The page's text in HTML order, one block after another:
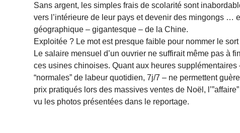
Sans argent, les simples frais de scolarité sont
vers l’intérieure de leur pays et devenir des mingongs …
géographique – gigantesque – de la Chine.
Exploitée ? Le mot est presque faible pour nommer le
Le salaire mensuel d’un ouvrier ne suffirait même pas à
ces usines chinoises. Quant aux heures
“normales” de labeur quotidien, 7j/7 – ne permettent
prix pratiqués lors des massives ventes de Noël,
vu les photos présentées dans le reportage.